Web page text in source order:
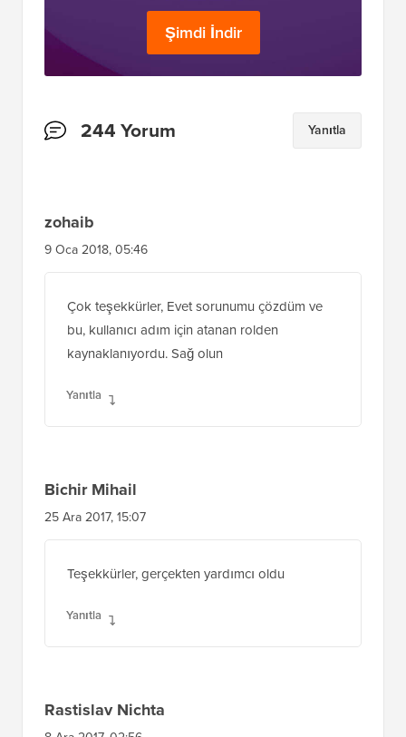
Şimdi İndir
Okuyucu244 Yorum Yanıtla
zohaib
9 Oca 2018, 05:46
Çok teşekkürler, Evet sorunumu çözdüm ve
bu, kullanıcı adım için atanan rolden
kaynaklanıyordu. Sağ olun
Yanıtla
Bichir Mihail
25 Ara 2017, 15:07
Teşekkürler, gerçekten yardımcı oldu
Yanıtla
Rastislav Nichta